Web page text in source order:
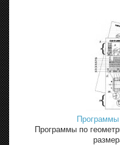
Программы
Программы по